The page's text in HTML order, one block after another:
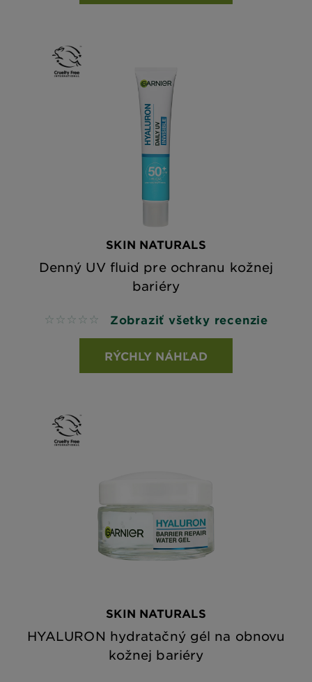
SKIN NATURALS
Denný UV fluid pre ochranu kožnej
bariéry
No reviews Zobraziť všetky recenzie
RÝCHLY NÁHĽAD
SKIN NATURALS
HYALURON hydratačný gél na obnovu
kožnej bariéry